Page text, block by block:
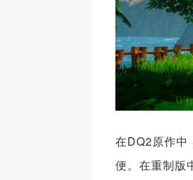
在DQ2原作中
便。在重制版